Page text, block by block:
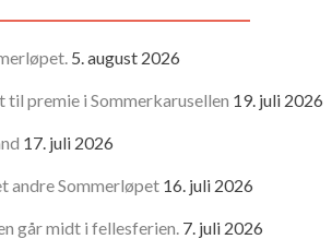
5. august 2026
premie i Sommerkarusellen 19. juli 2026
17. juli 2026
andre Sommerløpet 16. juli 2026
går midt i fellesferien. 7. juli 2026